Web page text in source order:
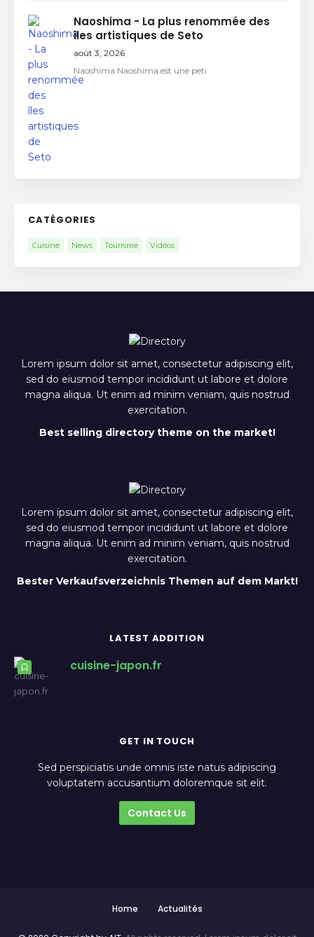
Naoshima - La plus renommée des
îles artistiques de Seto
août 3, 2026
Naoshima Naoshima est une peti
CATÉGORIES
Cuisine News Tourisme Vidéos
Lorem ipsum dolor sit amet, consectetur adipiscing elit,
sed do eiusmod tempor incididunt ut labore et dolore
magna aliqua. Ut enim ad minim veniam, quis nostrud
exercitation.
Best selling directory theme on the market!
Lorem ipsum dolor sit amet, consectetur adipiscing elit,
sed do eiusmod tempor incididunt ut labore et dolore
magna aliqua. Ut enim ad minim veniam, quis nostrud
exercitation.
Bester Verkaufsverzeichnis Themen auf dem Markt!
LATEST ADDITION
cuisine-japon.fr
GET IN TOUCH
Sed perspiciatis unde omnis iste natus adipiscing
voluptatem accusantium doloremque sit elit.
Contact Us
Home Actualités